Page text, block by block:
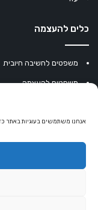
אנחנו משתמשים בעוגיות באתר
כלים להעצמה
משפטים לחשיבה חיובית
משפטים להעצמה
מחשבון נומרולוגיה
קריסטלים למזלות